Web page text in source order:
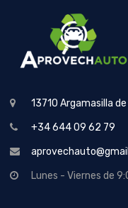
13710 Argamasilla de
+34 644 09 62 79
Lunes - Viernes de